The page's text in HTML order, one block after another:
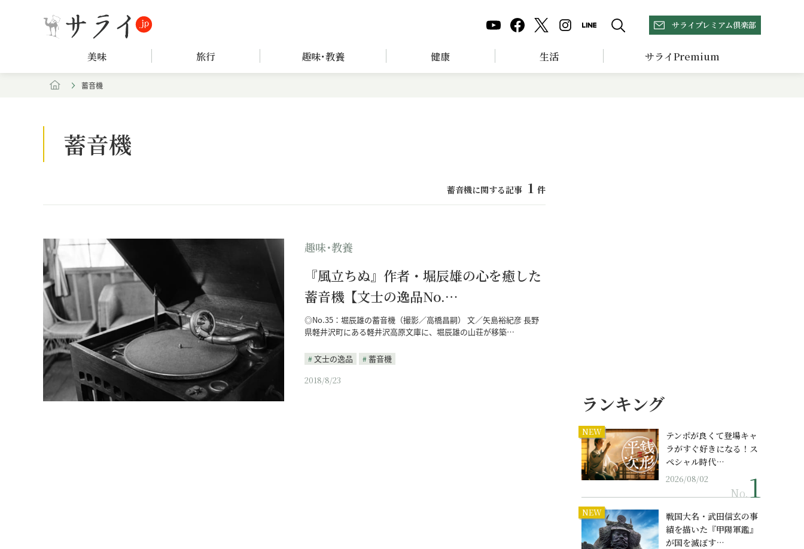
サライプレミアム倶楽部
美味 旅行 趣味･教養 健康 生活 サライPremium
蓄音機
蓄音機
蓄音機に関する記事 1 件
趣味･教養
『風立ちぬ』作者・堀辰雄の心を癒した
蓄音機【文士の逸品No.…
◎No.35：堀辰雄の蓄音機（撮影／高橋昌嗣） 文／矢島裕紀彦 長野
県軽井沢町にある軽井沢高原文庫に、堀辰雄の山荘が移築…
文士の逸品
蓄音機
2018/8/23
ランキング
NEW
テンポが良くて登場キャ
ラがすぐ好きになる！ス
ペシャル時代…
2026/08/02
No.
NEW
戦国大名・武田信玄の事
績を描いた『甲陽軍鑑』
が国を滅ぼす…